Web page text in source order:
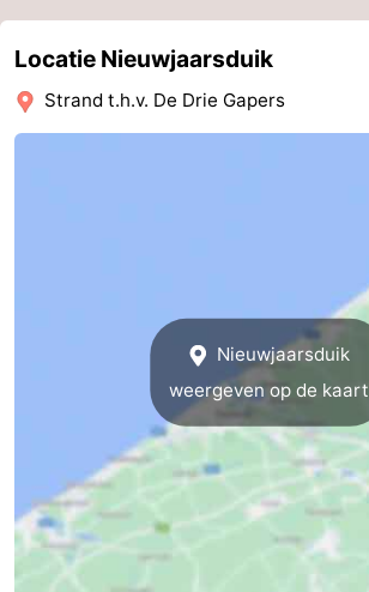
Ieper
De
Kust
-
Haan
Bredene
-
Middelkerke
-
Locatie Nieuwjaarsduik
Strand t.h.v. De Drie Gapers
Nieuwjaarsduik
weergeven op de kaart